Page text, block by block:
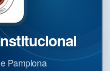
Pamplona